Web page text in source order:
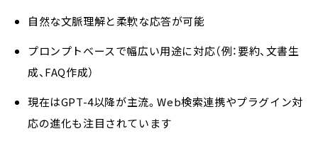
自然な文脈理解と柔軟な応答が可能
プロンプトベースで幅広い用途に対応（例：要約、文書生
成、FAQ作成）
現在はGPT-4以降が主流。Web検索連携やプラグイン対
応の進化も注目されています